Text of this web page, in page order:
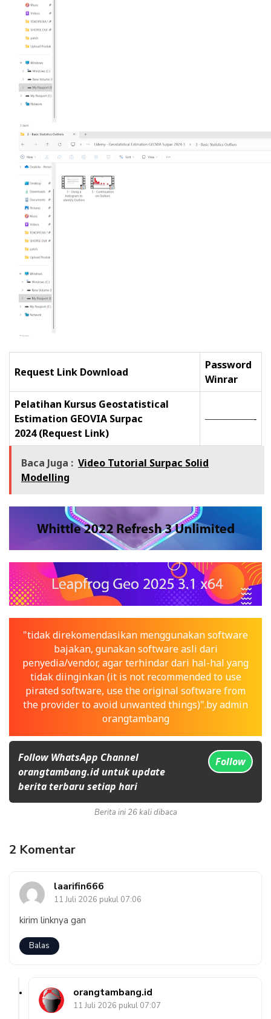
Request Link Download
Password
Winrar
Pelatihan Kursus Geostatistical
Estimation GEOVIA Surpac
2024(Request Link)
—————-
Baca Juga : Video Tutorial Surpac Solid
Modelling
"tidak direkomendasikan menggunakan software
bajakan, gunakan software asli dari
penyedia/vendor, agar terhindar dari hal-hal yang
tidak diinginkan (it is not recommended to use
pirated software, use the original software from
the provider to avoid unwanted things)".by admin
orangtambang
Follow WhatsApp Channel
orangtambang.id untuk update
berita terbaru setiap hari
Follow
Berita ini 26 kali dibaca
2 Komentar
laarifin666
11 Juli 2026 pukul 07:06
kirim linknya gan
Balas
orangtambang.id
11 Juli 2026 pukul 07:07